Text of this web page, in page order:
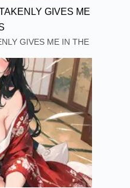
GIVES ME
GIVES ME IN THE